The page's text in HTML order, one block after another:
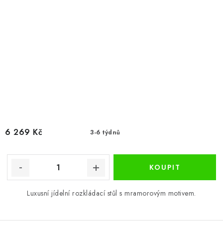
3-6 týdnů
6 269 Kč
Luxusní jídelní rozkládací stůl s mramorovým motivem.